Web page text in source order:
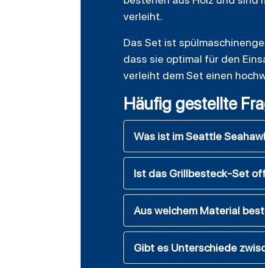
verleiht.
Das Set ist
dass sie optimal für den
verleiht dem Set einen
Häufig gestellte
Was ist im Seattle
Ist das Grillbesteck-Set
Aus welchem Material
Gibt es Unterschiede